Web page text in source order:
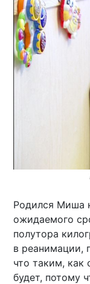
Родился Миша
ожидаемого
полутора
в реанимации,
что таким, как
будет, потому